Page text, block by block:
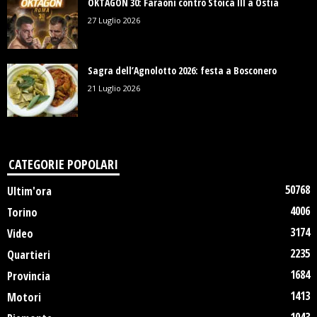
27 Luglio 2026
Sagra dell’Agnolotto 2026: festa a Bosconero
21 Luglio 2026
CATEGORIE POPOLARI
Ultim'ora
50768
Torino
4006
Video
3174
Quartieri
2235
Provincia
1684
Motori
1413